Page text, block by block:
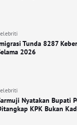
Tunda 8287
2026
Nyatakan Bupati
KPK Bukan